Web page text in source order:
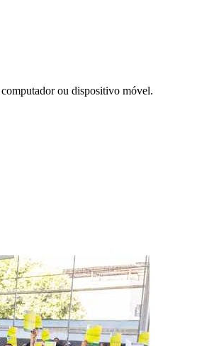
computador ou dispositivo móvel.